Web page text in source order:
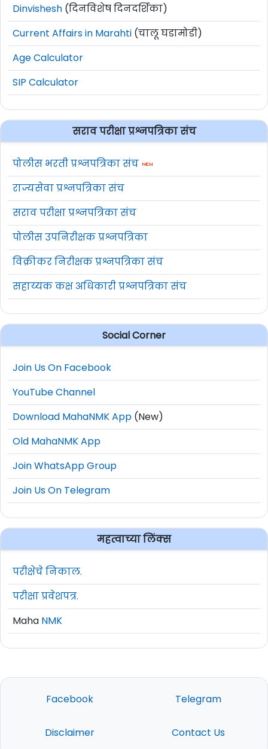
Dinvishesh (दिनविशेष दिनदर्शिका)
Current Affairs in Marahti (चालू घडामोडी)
Age Calculator
SIP Calculator
सराव परीक्षा प्रश्नपत्रिका संच
पोलीस भरती प्रश्नपत्रिका संच
राज्यसेवा प्रश्नपत्रिका संच
सराव परीक्षा प्रश्नपत्रिका संच
पोलीस उपनिरीक्षक प्रश्नपत्रिका
विक्रीकर निरीक्षक प्रश्नपत्रिका संच
सहाय्यक कक्ष अधिकारी प्रश्नपत्रिका संच
Social Corner
Join Us On Facebook
YouTube Channel
Download MahaNMK App (New)
Old MahaNMK App
Join WhatsApp Group
Join Us On Telegram
महत्वाच्या लिंक्स
परीक्षेचे निकाल.
परीक्षा प्रवेशपत्र.
Maha NMK
Facebook Telegram
Disclaimer Contact Us